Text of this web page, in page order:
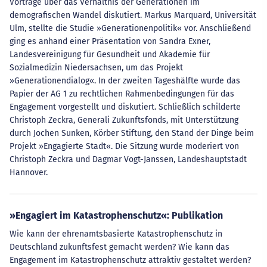
Vorträge über das Verhältnis der Generationen im
demografischen Wandel diskutiert. Markus Marquard, Universität
Ulm, stellte die Studie »Generationenpolitik« vor. Anschließend
ging es anhand einer Präsentation von Sandra Exner,
Landesvereinigung für Gesundheit und Akademie für
Sozialmedizin Niedersachsen, um das Projekt
»Generationendialog«. In der zweiten Tageshälfte wurde das
Papier der AG 1 zu rechtlichen Rahmenbedingungen für das
Engagement vorgestellt und diskutiert. Schließlich schilderte
Christoph Zeckra, Generali Zukunftsfonds, mit Unterstützung
durch Jochen Sunken, Körber Stiftung, den Stand der Dinge beim
Projekt »Engagierte Stadt«. Die Sitzung wurde moderiert von
Christoph Zeckra und Dagmar Vogt-Janssen, Landeshauptstadt
Hannover.
»Engagiert im Katastrophenschutz«: Publikation
Wie kann der ehrenamtsbasierte Katastrophenschutz in
Deutschland zukunftsfest gemacht werden? Wie kann das
Engagement im Katastrophenschutz attraktiv gestaltet werden?